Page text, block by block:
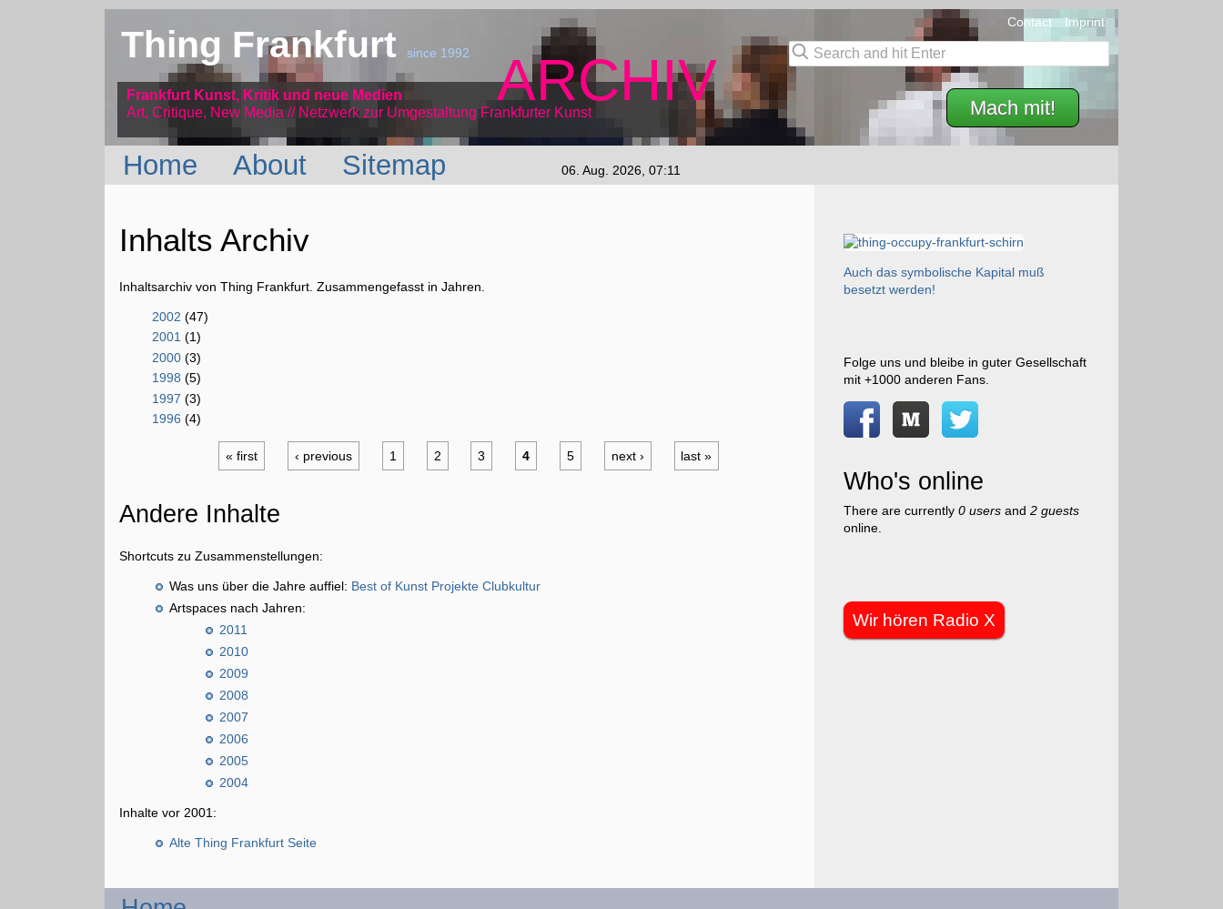
Thing Frankfurtsince 1992
Frankfurt Kunst, Kritik und neue Medien
Art, Critique, New Media // Netzwerk
ARCHIV
zur Umgestaltung Frankfurter Kunst Mach mit!
Contact Imprint
Home About Sitemap 06. Aug. 2026, 07:11
Inhalts Archiv
Inhaltsarchiv von Thing Frankfurt. Zusammengefasst in Jahren.
2002 (47)
2001 (1)
2000 (3)
1998 (5)
1997 (3)
1996 (4)
« first ‹ previous 1 2 3 4 5 next › last »
Andere Inhalte
Shortcuts zu Zusammenstellungen:
Was uns über die Jahre auffiel: Best of Kunst Projekte Clubkultur
Artspaces nach Jahren:
2011
2010
2009
2008
2007
2006
2005
2004
Inhalte vor 2001:
Alte Thing Frankfurt Seite
Auch das symbolische Kapital muß
besetzt werden!
Folge uns und bleibe in guter Gesellschaft
mit +1000 anderen Fans.
Who's online
There are currently 0 usersand 2 guests
online.
Wir hören Radio X